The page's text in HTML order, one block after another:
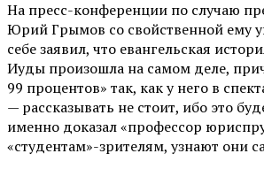
На пресс-конференции по случаю
Юрий Грымов со свойственной ему
себе заявил, что евангельская
Иуды произошла на самом деле,
99 процентов» так, как у него в
— рассказывать не стоит, ибо это
именно доказал «профессор
«студентам»-зрителям, узнают они